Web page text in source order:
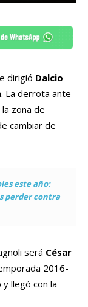
dirigió Dalcio
La derrota ante
zona de
cambiar de
este año:
perder contra
será César
2016-
llegó con la